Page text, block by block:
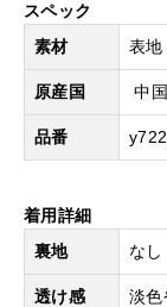
スペック
素材
表
原産国 中国
品番 y722
着用詳細
裏地
なし
透け感 淡色